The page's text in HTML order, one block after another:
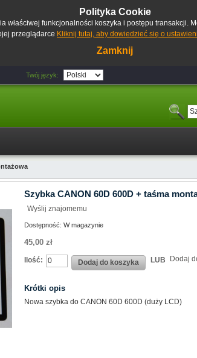
Polityka Cookie
właściwej funkcjonalności koszyka i postępu transakcji.
przeglądarce Kliknij tutaj, aby dowiedzieć się o
Zamknij
Twój język:
Szybka CANON 60D 600D + taśma
Wyślij znajomemu
Dostępność: W magazynie
45,00 zł
Ilość: Dodaj do koszyka LUB Dodaj
Krótki opis
Nowa szybka do CANON 60D 600D (duży LCD)